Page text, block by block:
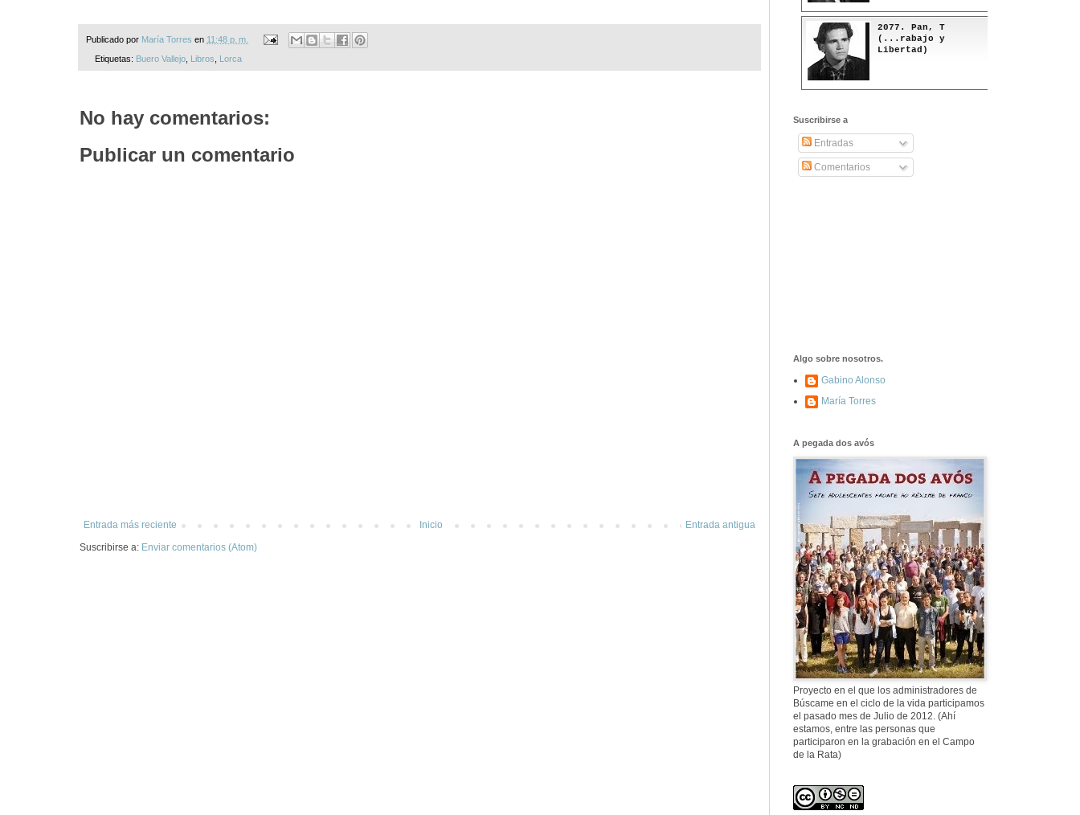
Publicado por María Torres en 11:48 p. m.
Etiquetas: Buero Vallejo, Libros Lorca
No hay comentarios:
Publicar un comentario
Entrada más reciente Entrada antigua
Inicio
Suscribirse a: Enviar comentarios (Atom)
2077. Pan, T
(...rabajo y
Libertad)
577. Nos fusilaron
fusilaron mal
307. Vuestros
nombres no se han
borrado en la
Historia
Suscribirse a
Entradas
Comentarios
Algo sobre nosotros.
Gabino Alonso
María Torres
A pegada dos avós
Proyecto en el que los administradores de
Búscame en el ciclo de la vida participamos
el pasado mes de Julio de 2012. (Ahí
estamos, entre las personas que
participaron en la grabación en el Campo
de la Rata)